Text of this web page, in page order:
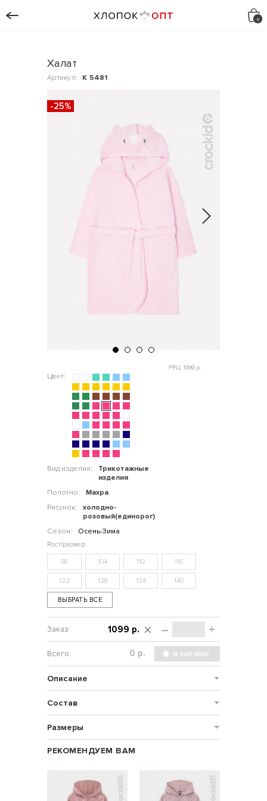
Халат
Артикул: К 5481
-25%
Цвет:
Вид изделия:
Трикотажные
изделия
Полотно:
Махра
Рисунок:
холодно-
розовый(единорог)
Сезон:
Осень-Зима
РРЦ: 1099 р.
98 104 110 116
122 128 134 140
ВЫБРАТЬ ВСЕ
– +
1099 р.
р.
Описание
Состав
Размеры
РЕКОМЕНДУЕМ ВАМ